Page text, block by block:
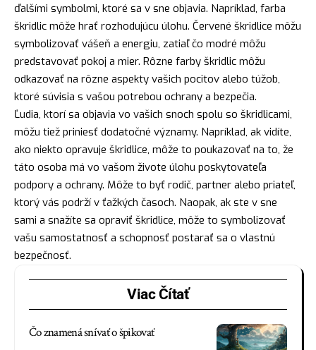
ďalšími symbolmi, ktoré sa v sne objavia. Napríklad, farba
škridlic môže hrať rozhodujúcu úlohu. Červené škridlice môžu
symbolizovať vášeň a energiu, zatiaľ čo modré môžu
predstavovať pokoj a mier. Rôzne farby škridlic môžu
odkazovať na rôzne aspekty vašich pocitov alebo túžob,
ktoré súvisia s vašou potrebou ochrany a bezpečia.
Ľudia, ktorí sa objavia vo vašich snoch spolu so škridlicami,
môžu tiež priniesť dodatočné významy. Napríklad, ak vidíte,
ako niekto opravuje škridlice, môže to poukazovať na to, že
táto osoba má vo vašom živote úlohu poskytovateľa
podpory a ochrany. Môže to byť rodič, partner alebo priateľ,
ktorý vás podrží v ťažkých časoch. Naopak, ak ste v sne
sami a snažíte sa opraviť škridlice, môže to symbolizovať
vašu samostatnosť a schopnosť postarať sa o vlastnú
bezpečnosť.
Viac Čítať
Čo znamená snívať o špikovať